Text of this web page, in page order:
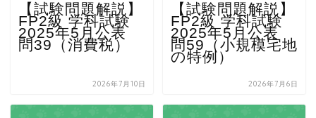
【試験問題解説】
FP2級 学科試験
2025年5月公表
問39（消費税）
2026年7月10日
【試験問題解説】
FP2級 学科試験
2025年5月公表
問59（小規模宅地
の特例）
2026年7月6日